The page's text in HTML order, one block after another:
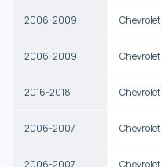
2006-2009 Chevrolet
2006-2009 Chevrolet
2016-2018 Chevrolet
2006-2007 Chevrolet
2006-2007 Chevrolet